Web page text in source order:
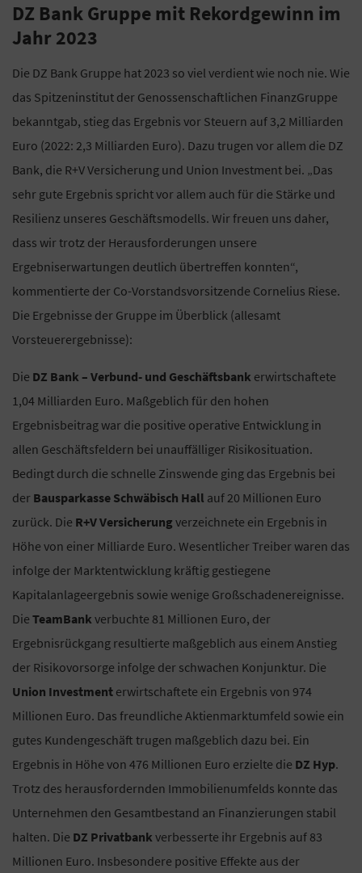
DZ Bank Gruppe mit Rekordgewinn im
Jahr 2023
Die DZ Bank Gruppe hat 2023 so viel verdient wie noch nie. Wie
das Spitzeninstitut der Genossenschaftlichen FinanzGruppe
bekanntgab, stieg das Ergebnis vor Steuern auf 3,2 Milliarden
Euro (2022: 2,3 Milliarden Euro). Dazu trugen vor allem die DZ
Bank, die R+V Versicherung und Union Investment bei. „Das
sehr gute Ergebnis spricht vor allem auch für die Stärke und
Resilienz unseres Geschäftsmodells. Wir freuen uns daher,
dass wir trotz der Herausforderungen unsere
Ergebniserwartungen deutlich übertreffen konnten“,
kommentierte der Co-Vorstandsvorsitzende Cornelius Riese.
Die Ergebnisse der Gruppe im Überblick (allesamt
Vorsteuerergebnisse):
Die DZ Bank – Verbund- und Geschäftsbank erwirtschaftete
1,04 Milliarden Euro. Maßgeblich für den hohen
Ergebnisbeitrag war die positive operative Entwicklung in
allen Geschäftsfeldern bei unauffälliger Risikosituation.
Bedingt durch die schnelle Zinswende ging das Ergebnis bei
der Bausparkasse Schwäbisch Hall auf 20 Millionen Euro
zurück. Die R+V Versicherung verzeichnete ein Ergebnis in
Höhe von einer Milliarde Euro. Wesentlicher Treiber waren das
infolge der Marktentwicklung kräftig gestiegene
Kapitalanlageergebnis sowie wenige Großschadenereignisse.
Die TeamBank verbuchte 81 Millionen Euro, der
Ergebnisrückgang resultierte maßgeblich aus einem Anstieg
der Risikovorsorge infolge der schwachen Konjunktur. Die
Union Investment erwirtschaftete ein Ergebnis von 974
Millionen Euro. Das freundliche Aktienmarktumfeld sowie ein
gutes Kundengeschäft trugen maßgeblich dazu bei. Ein
Ergebnis in Höhe von 476 Millionen Euro erzielte die DZ Hyp.
Trotz des herausfordernden Immobilienumfelds konnte das
Unternehmen den Gesamtbestand an Finanzierungen stabil
halten. Die DZ Privatbank verbesserte ihr Ergebnis auf 83
Millionen Euro. Insbesondere positive Effekte aus der